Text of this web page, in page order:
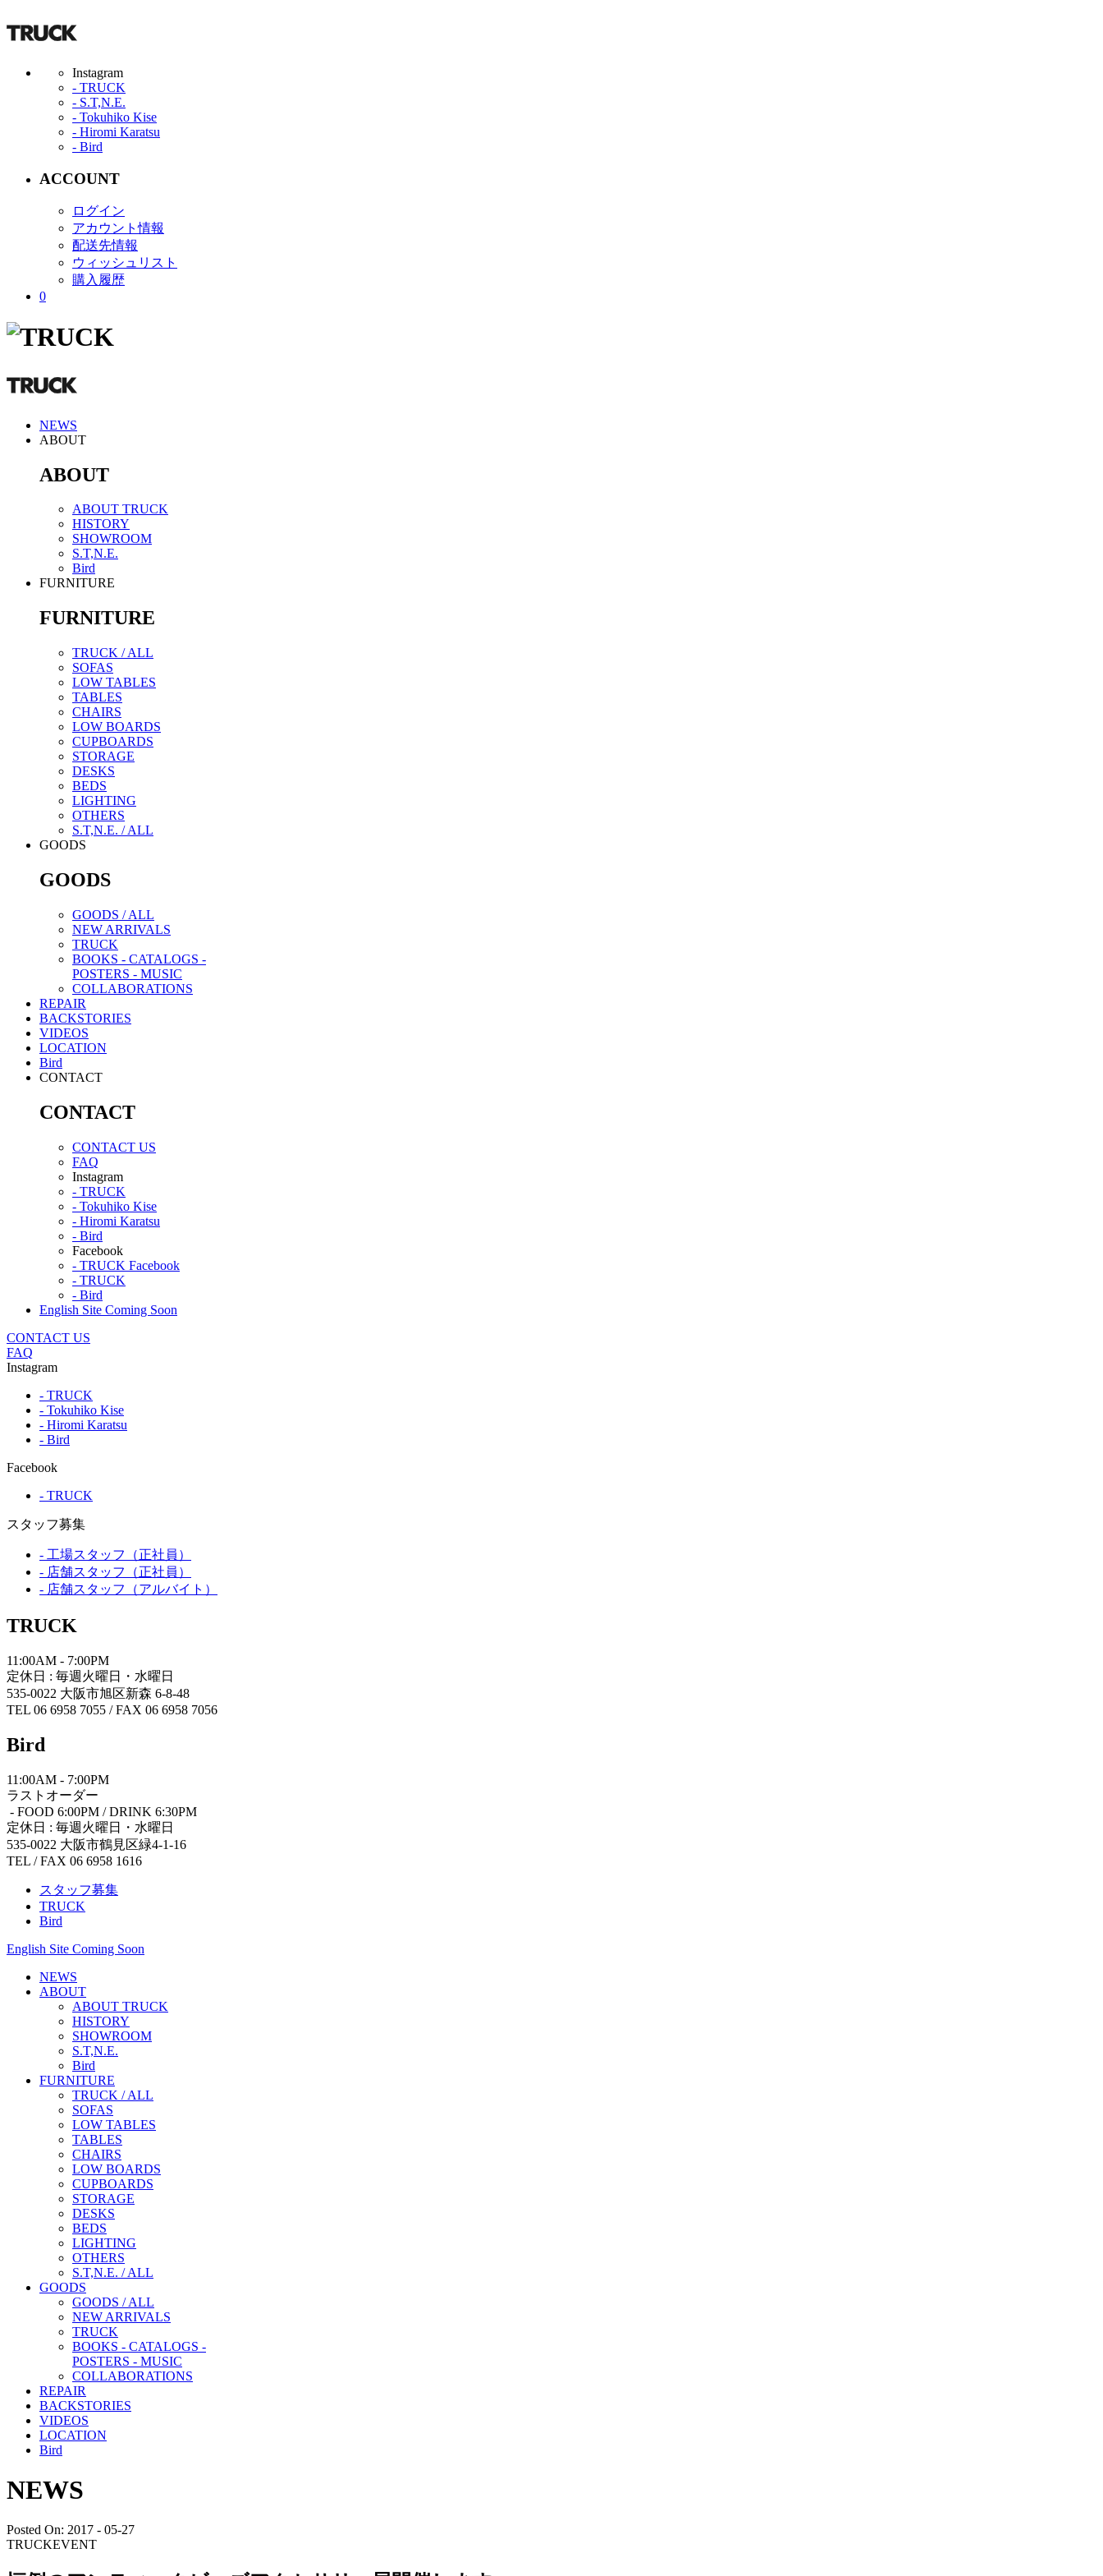
Instagram
- TRUCK
- S.T,N.E.
- Tokuhiko Kise
- Hiromi Karatsu
- Bird
ACCOUNT
ログイン
アカウント情報
配送先情報
ウィッシュリスト
購入履歴
0
NEWS
ABOUT
ABOUT
ABOUT TRUCK
HISTORY
SHOWROOM
S.T,N.E.
Bird
FURNITURE
FURNITURE
TRUCK / ALL
SOFAS
LOW TABLES
TABLES
CHAIRS
LOW BOARDS
CUPBOARDS
STORAGE
DESKS
BEDS
LIGHTING
OTHERS
S.T,N.E. / ALL
GOODS
GOODS
GOODS / ALL
NEW ARRIVALS
TRUCK
BOOKS - CATALOGS -
POSTERS - MUSIC
COLLABORATIONS
REPAIR
BACKSTORIES
VIDEOS
LOCATION
Bird
CONTACT
CONTACT
CONTACT US
FAQ
Instagram
- TRUCK
- Tokuhiko Kise
- Hiromi Karatsu
- Bird
Facebook
- TRUCK Facebook
- TRUCK
- Bird
English Site Coming Soon
CONTACT US
FAQ
Instagram
- TRUCK
- Tokuhiko Kise
- Hiromi Karatsu
- Bird
Facebook
- TRUCK
スタッフ募集
- 工場スタッフ（正社員）
- 店舗スタッフ（正社員）
- 店舗スタッフ（アルバイト）
TRUCK
11:00AM - 7:00PM
定休日 : 毎週火曜日・水曜日
535-0022 大阪市旭区新森 6-8-48
TEL 06 6958 7055 / FAX 06 6958 7056
Bird
11:00AM - 7:00PM
ラストオーダー
- FOOD 6:00PM / DRINK 6:30PM
定休日 : 毎週火曜日・水曜日
535-0022 大阪市鶴見区緑4-1-16
TEL / FAX 06 6958 1616
スタッフ募集
TRUCK
Bird
English Site Coming Soon
NEWS
ABOUT
ABOUT TRUCK
HISTORY
SHOWROOM
S.T,N.E.
Bird
FURNITURE
TRUCK / ALL
SOFAS
LOW TABLES
TABLES
CHAIRS
LOW BOARDS
CUPBOARDS
STORAGE
DESKS
BEDS
LIGHTING
OTHERS
S.T,N.E. / ALL
GOODS
GOODS / ALL
NEW ARRIVALS
TRUCK
BOOKS - CATALOGS -
POSTERS - MUSIC
COLLABORATIONS
REPAIR
BACKSTORIES
VIDEOS
LOCATION
Bird
NEWS
Posted On: 2017 - 05-27
TRUCKEVENT